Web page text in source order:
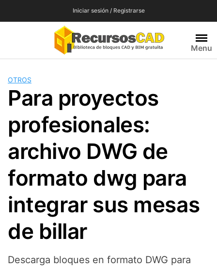
Iniciar sesión / Registrarse
Menu
OTROS
Para proyectos
profesionales:
archivo DWG de
formato dwg para
integrar sus mesas
de billar
Descarga bloques en formato DWG para